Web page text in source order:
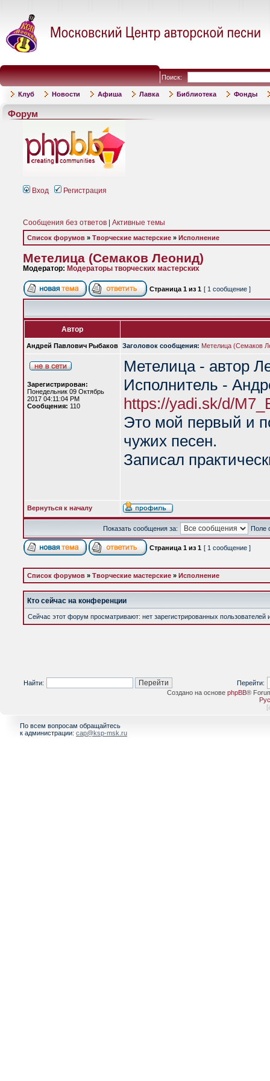
Поиск:
Клуб Новости Афиша Лавка Библиотека Фонды
Форум
Вход Регистрация
Сообщения без ответов Активные темы
Список форумов » Творческие мастерские » Исполнение
Метелица (Семаков Леонид)
Модератор: Модераторы творческих мастерских
Страница 1 из 1 [ 1 сообщение ]
Автор
Андрей Павлович Рыбаков Заголовок сообщения: Метелица (Семаков
Зарегистрирован:
Понедельник 09 Октябрь
2017 04:11:04 PM
Сообщения: 110
Метелица - автор
Исполнитель -
https://yadi.sk/d/
Это мой первый и
чужих песен.
Записал
Вернуться к началу
Показать сообщения за: Поле
Страница 1 из 1 [ 1 сообщение ]
Список форумов » Творческие мастерские » Исполнение
Кто сейчас на конференции
Сейчас этот форум просматривают: нет зарегистрированных пользователей
Найти:
Перейти:
Создано на основе phpBB®
[
По всем вопросам обращайтесь
к администрации: cap@ksp-msk.ru